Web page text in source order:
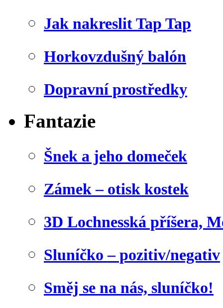
Jak nakreslit Tap Tap
Horkovzdušný balón
Dopravní prostředky
Fantazie
Šnek a jeho domeček
Zámek – otisk kostek
3D Lochnesská příšera,
Sluníčko – pozitiv/negativ
Směj se na nás, sluníčko!